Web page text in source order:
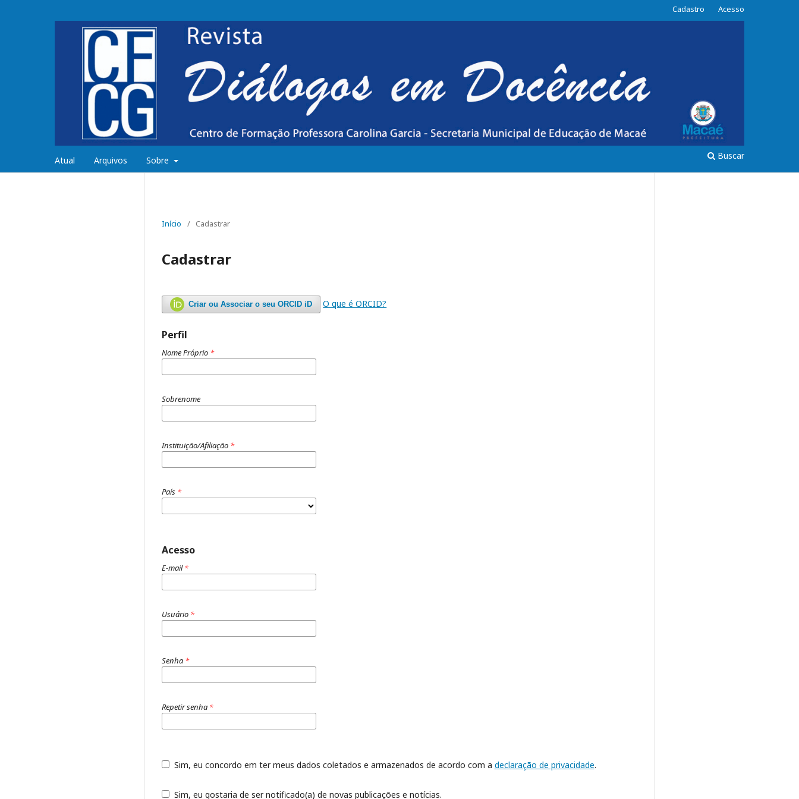
Atual Arquivos Sobre Buscar
Cadastro Acesso
Início / Cadastrar
Cadastrar
Criar ou Associar o seu ORCID iD O que é ORCID?
Perfil
Nome Próprio *
Sobrenome
Instituição/Afiliação *
País *
Acesso
E-mail*
Usuário *
Senha *
Repetir senha *
Sim, eu concordo em ter meus dados coletados e armazenados de acordo com a declaração de privacidade.
Sim, eu gostaria de ser notificado(a) de novas publicações e notícias.